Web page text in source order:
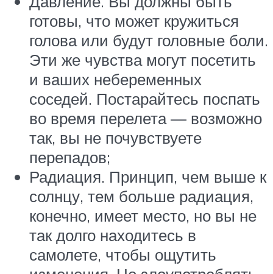
готовы, что может кружиться
голова или будут головные боли.
Эти же чувства могут посетить
и ваших небеременных
соседей. Постарайтесь поспать
во время перелета — возможно
так, вы не почувствуете
перепадов;
Радиация. Принцип, чем выше к
солнцу, тем больше радиация,
конечно, имеет место, но вы не
так долго находитесь в
самолете, чтобы ощутить